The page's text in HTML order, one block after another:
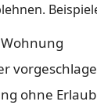
ohne